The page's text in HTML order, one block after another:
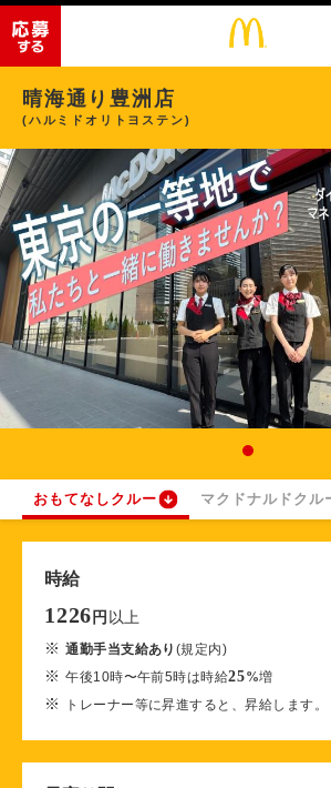
晴海通り豊洲店
(ハルミドオリトヨステン)
おもてなしクルー マクドナルドクル
時給
1226 円 以上
※通勤手当支給あり (規定内)
※午後10時〜午前5時は時給25%増
※ トレーナー等に昇進すると、昇給します。